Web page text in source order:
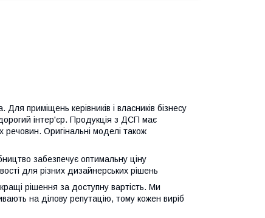
приміщень керівників і власників бізнесу
інтер'єр. Продукція з ДСП має
Оригінальні моделі також
забезпечує оптимальну ціну
для різних дизайнерських рішень
рішення за доступну вартість. Ми
на ділову репутацію, тому кожен виріб